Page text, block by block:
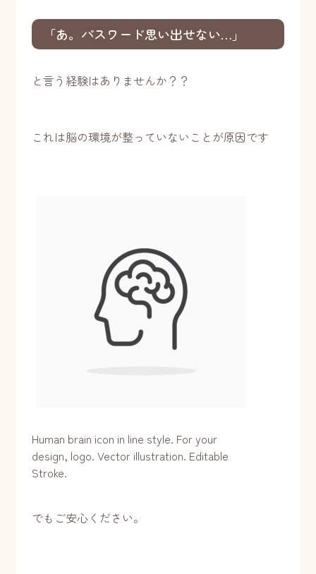
「あ。パスワード思い出せない…」
と言う経験はありませんか？？
これは脳の環境が整っていないことが原因です
Human brain icon in line style. For your
design, logo. Vector illustration. Editable
Stroke.
でもご安心ください。